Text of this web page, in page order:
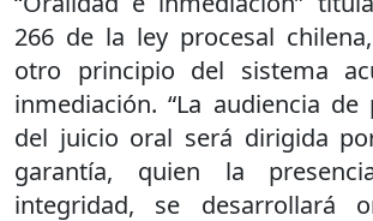
266 de la ley procesal
otro principio del sistema
inmediación. “La audiencia de
del juicio oral será dirigida
garantía, quien la
integridad, se desarrollará